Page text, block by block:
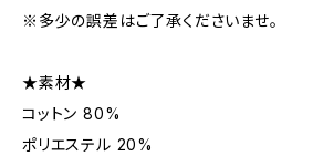
※多少の誤差はご了承くださいませ。
★素材★
コットン 80%
ポリエステル 20%